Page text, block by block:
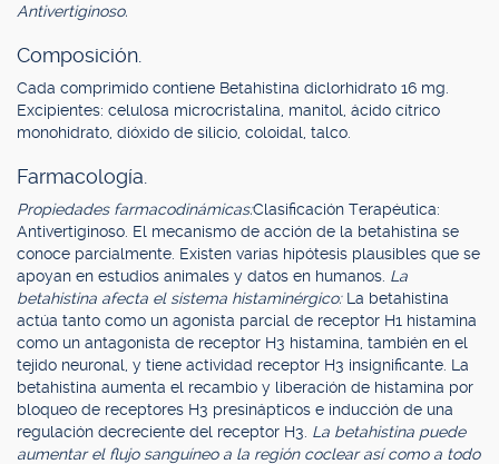
Antivertiginoso.
Composición.
Cada comprimido contiene Betahistina diclorhidrato 16 mg.
Excipientes: celulosa microcristalina, manitol, ácido cítrico
monohidrato, dióxido de silicio, coloidal, talco.
Farmacología.
Propiedades farmacodinámicas:Clasificación Terapéutica:
Antivertiginoso. El mecanismo de acción de la betahistina se
conoce parcialmente. Existen varias hipótesis plausibles que se
apoyan en estudios animales y datos en humanos. La
betahistina afecta el sistema histaminérgico: La betahistina
actúa tanto como un agonista parcial de receptor H1 histamina
como un antagonista de receptor H3 histamina, también en el
tejido neuronal, y tiene actividad receptor H3 insignificante. La
betahistina aumenta el recambio y liberación de histamina por
bloqueo de receptores H3 presinápticos e inducción de una
regulación decreciente del receptor H3. La betahistina puede
aumentar el flujo sanguíneo a la región coclear así como a todo